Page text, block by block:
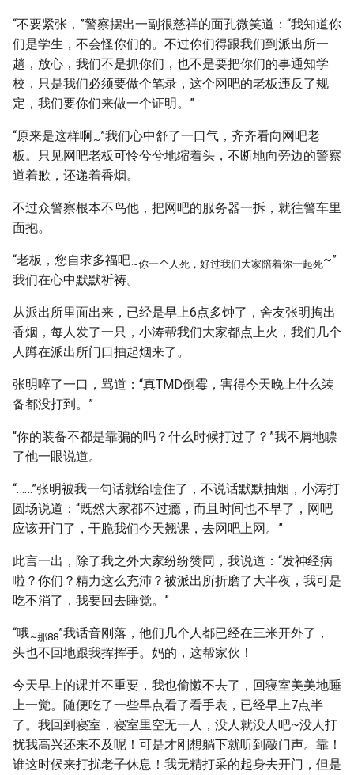
“不要紧张，”警察摆出一副很慈祥的面孔微笑道：“我知道你
们是学生，不会怪你们的。不过你们得跟我们到派出所一
趟，放心，我们不是抓你们，也不是要把你们的事通知学
校，只是我们必须要做个笔录，这个网吧的老板违反了规
定，我们要你们来做一个证明。”
“原来是这样啊~”我们心中舒了一口气，齐齐看向网吧老
板。只见网吧老板可怜兮兮地缩着头，不断地向旁边的警察
道着歉，还递着香烟。
不过众警察根本不鸟他，把网吧的服务器一拆，就往警车里
面抱。
“老板，您自求多福吧~你一个人死，好过我们大家陪着你一起死~”
我们在心中默默祈祷。
从派出所里面出来，已经是早上6点多钟了，舍友张明掏出
香烟，每人发了一只，小涛帮我们大家都点上火，我们几个
人蹲在派出所门口抽起烟来了。
张明啐了一口，骂道：“真TMD倒霉，害得今天晚上什么装
备都没打到。”
“你的装备不都是靠骗的吗？什么时候打过了？”我不屑地瞟
了他一眼说道。
“……”张明被我一句话就给噎住了，不说话默默抽烟，小涛打
圆场说道：“既然大家都不过瘾，而且时间也不早了，网吧
应该开门了，干脆我们今天翘课，去网吧上网。”
此言一出，除了我之外大家纷纷赞同，我说道：“发神经病
啦？你们？精力这么充沛？被派出所折磨了大半夜，我可是
吃不消了，我要回去睡觉。”
“哦~那88”我话音刚落，他们几个人都已经在三米开外了，
头也不回地跟我挥挥手。妈的，这帮家伙！
今天早上的课并不重要，我也偷懒不去了，回寝室美美地睡
上一觉。随便吃了一些早点看了看手表，已经早上7点半
了。我回到寝室，寝室里空无一人，没人就没人吧~没人打
扰我高兴还来不及呢！可是才刚想躺下就听到敲门声。靠！
谁这时候来打扰老子休息！我无精打采的起身去开门，但是